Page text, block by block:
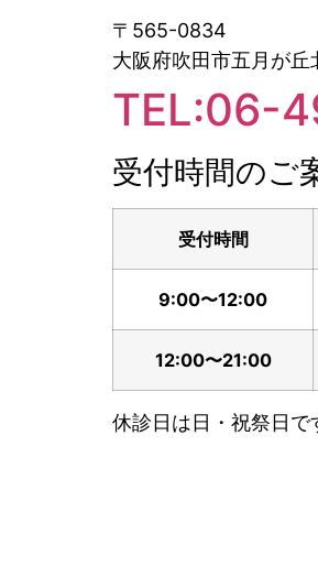
〒565-0834
大阪府吹田市五月が
TEL:06-
受付時間のご
受付時間
9:00〜12:00
12:00〜21:00
休診日は日・祝祭日で